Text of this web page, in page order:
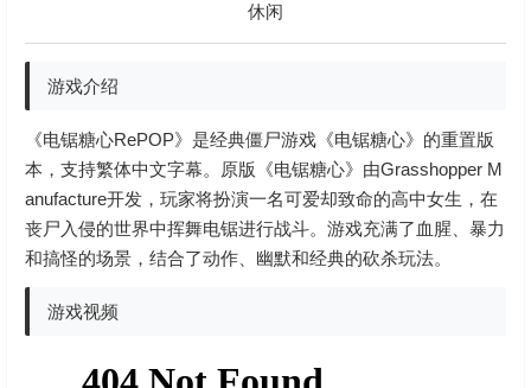
休闲
游戏介绍
《电锯糖心RePOP》是经典僵尸游戏《电锯糖心》的重置版
本，支持繁体中文字幕。原版《电锯糖心》由Grasshopper M
anufacture开发，玩家将扮演一名可爱却致命的高中女生，在
丧尸入侵的世界中挥舞电锯进行战斗。游戏充满了血腥、暴力
和搞怪的场景，结合了动作、幽默和经典的砍杀玩法。
游戏视频